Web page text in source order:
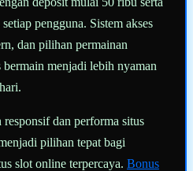
pengguna. Sistem akses
dan pilihan permainan
menjadi lebih nyaman
dan performa situs
pilihan tepat bagi
slot online terpercaya. Bonus